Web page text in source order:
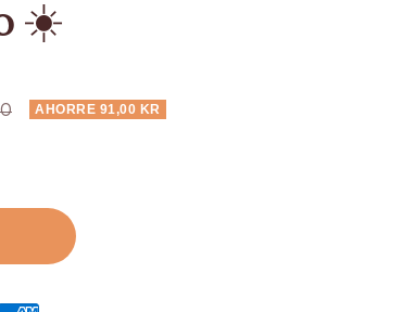
☀️
AHORRE 91,00 KR